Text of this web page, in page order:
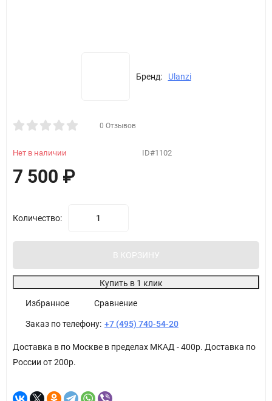
Бренд: Ulanzi
0 Отзывов
Нет в наличии ID#1102
7 500 ₽
Количество:
В КОРЗИНУ
Купить в 1 клик
Избранное Сравнение
Заказ по телефону: +7 (495) 740-54-20
Доставка в по Москве в пределах МКАД - 400р. Доставка по
России от 200р.